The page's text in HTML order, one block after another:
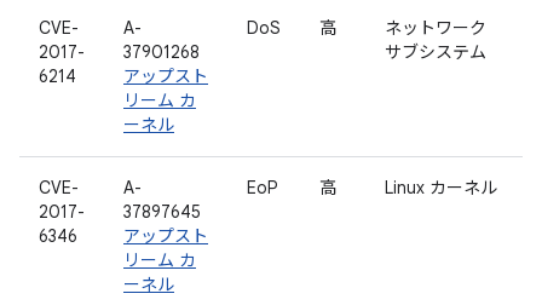
CVE-
2017-
6214
A-
37901268
アップスト
リーム カ
ーネル
DoS 高
ネットワーク
サブシステム
CVE-
2017-
6346
A-
37897645
アップスト
リーム カ
ーネル
EoP 高 Linux カーネル